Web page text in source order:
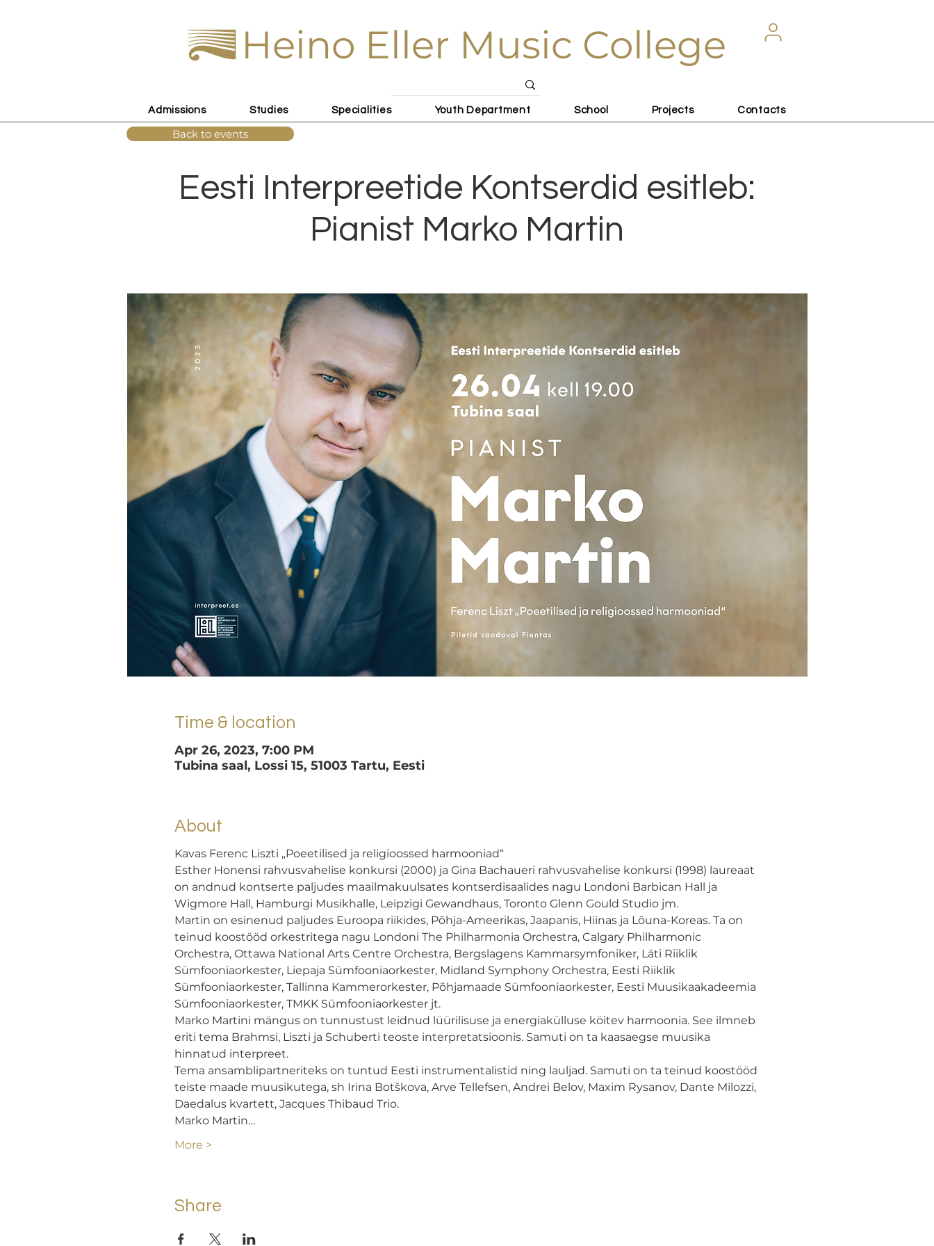
Heino Eller Music College
Admissions Studies Specialities Youth Department School Projects Contacts
Eesti Interpreetide Kontserdid esitleb:
Pianist Marko Martin
Time & location
Apr 26, 2023, 7:00 PM
Tubina saal, Lossi 15, 51003 Tartu, Eesti
About
Kavas Ferenc Liszti „Poeetilised ja religioossed harmooniad“
Esther Honensi rahvusvahelise konkursi (2000) ja Gina Bachaueri rahvusvahelise konkursi (1998) laureaat
on andnud kontserte paljudes maailmakuulsates kontserdisaalides nagu Londoni Barbican Hall ja
Wigmore Hall, Hamburgi Musikhalle, Leipzigi Gewandhaus, Toronto Glenn Gould Studio jm.
Martin on esinenud paljudes Euroopa riikides, Põhja-Ameerikas, Jaapanis, Hiinas ja Lõuna-Koreas. Ta on
teinud koostööd orkestritega nagu Londoni The Philharmonia Orchestra, Calgary Philharmonic
Orchestra, Ottawa National Arts Centre Orchestra, Bergslagens Kammarsymfoniker, Läti Riiklik
Sümfooniaorkester, Liepaja Sümfooniaorkester, Midland Symphony Orchestra, Eesti Riiklik
Sümfooniaorkester, Tallinna Kammerorkester, Põhjamaade Sümfooniaorkester, Eesti Muusikaakadeemia
Sümfooniaorkester, TMKK Sümfooniaorkester jt.
Marko Martini mängus on tunnustust leidnud lüürilisuse ja energiakülluse köitev harmoonia. See ilmneb
eriti tema Brahmsi, Liszti ja Schuberti teoste interpretatsioonis. Samuti on ta kaasaegse muusika
hinnatud interpreet.
Tema ansamblipartneriteks on tuntud Eesti instrumentalistid ning lauljad. Samuti on ta teinud koostööd
teiste maade muusikutega, sh Irina Botškova, Arve Tellefsen, Andrei Belov, Maxim Rysanov, Dante Milozzi,
Daedalus kvartett, Jacques Thibaud Trio.
Marko Martin…
More >
Share
Back to events